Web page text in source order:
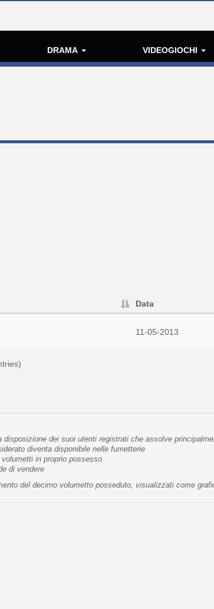
DRAMA VIDEOGIOCHI
Data
11-05-2013
dei suoi utenti registrati che assolve
diventa disponibile nelle fumetterie
in proprio possesso
di vendere
del decimo volumetto posseduto, visualizzati come